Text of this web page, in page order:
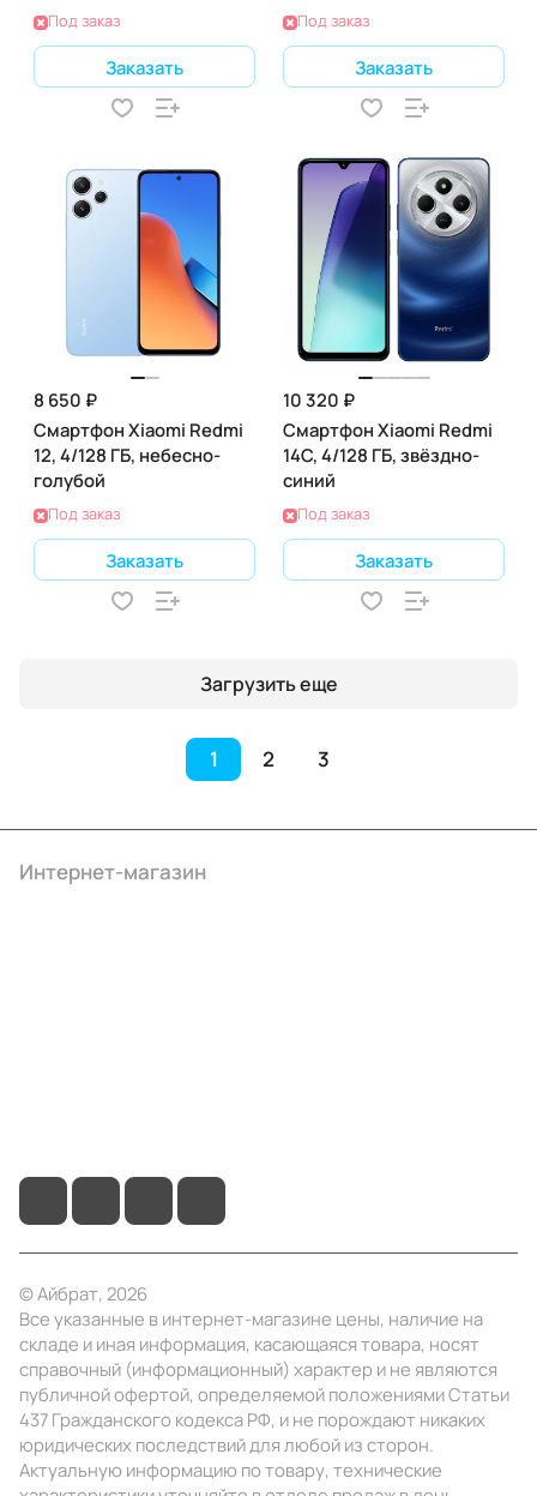
Под заказ
Заказать
Под заказ
Заказать
8 650 ₽
Смартфон Xiaomi Redmi
12, 4/128 ГБ, небесно-
голубой
Под заказ
Заказать
10 320 ₽
Смартфон Xiaomi Redmi
14C, 4/128 ГБ, звёздно-
синий
Под заказ
Заказать
Загрузить еще
1 2 3
Интернет-магазин
© Айбрат, 2026
Все указанные в интернет-магазине цены, наличие на
складе и иная информация, касающаяся товара, носят
справочный (информационный) характер и не являются
публичной офертой, определяемой положениями Статьи
437 Гражданского кодекса РФ, и не порождают никаких
юридических последствий для любой из сторон.
Актуальную информацию по товару, технические